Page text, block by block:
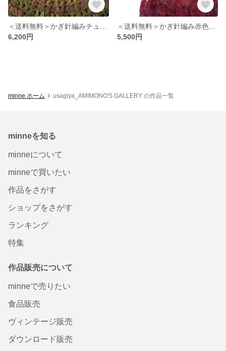
6,200円
5,500円
minne ホーム usagiya_AMIMONO'S GALLERY の作品一覧
minneを知る
minneについて
minneで買いたい
作品をさがす
ショップをさがす
ランキング
特集
作品販売について
minneで売りたい
食品販売
ヴィンテージ販売
ダウンロード販売